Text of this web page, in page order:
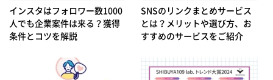
インスタはフォロワー数1000
人でも企業案件は来る？獲得
条件とコツを解説
SNSのリンクまとめサービス
とは？メリットや選び方、お
すすめのサービスをご紹介